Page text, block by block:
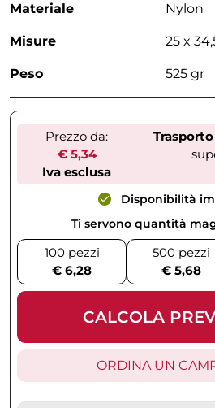
Materiale Nylon
Misure 25 x
Peso 525 gr
Prezzo da:
€ 5,34
Iva esclusa
Disponibilità
Ti servono quantità
100 pezzi
€ 6,28
500 pezzi
€ 5,68
CALCOLA
ORDINA UN